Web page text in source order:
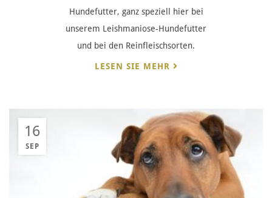
Hundefutter, ganz speziell hier bei
unserem Leishmaniose-Hundefutter
und bei den Reinfleischsorten.
LESEN SIE MEHR
16
SEP